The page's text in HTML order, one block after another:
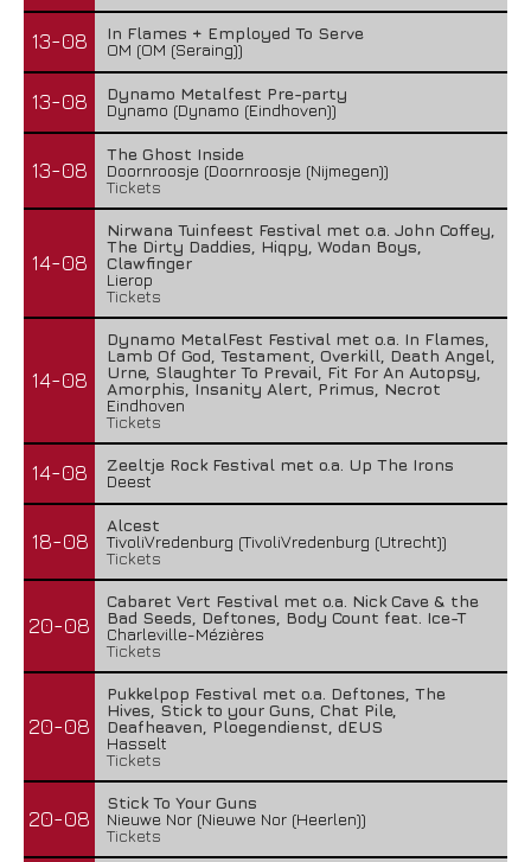
13-08
In Flames + Employed To Serve
OM (OM (Seraing))
13-08
Dynamo Metalfest Pre-party
Dynamo (Dynamo (Eindhoven))
13-08
The Ghost Inside
Doornroosje (Doornroosje (Nijmegen))
Tickets
14-08
Nirwana Tuinfeest Festival met o.a. John Coffey,
The Dirty Daddies, Hiqpy, Wodan Boys,
Clawfinger
Lierop
Tickets
14-08
Dynamo MetalFest Festival met o.a. In Flames,
Lamb Of God, Testament, Overkill, Death Angel,
Urne, Slaughter To Prevail, Fit For An Autopsy,
Amorphis, Insanity Alert, Primus, Necrot
Eindhoven
Tickets
14-08
Zeeltje Rock Festival met o.a. Up The Irons
Deest
18-08
Alcest
TivoliVredenburg (TivoliVredenburg (Utrecht))
Tickets
20-08
Cabaret Vert Festival met o.a. Nick Cave & the
Bad Seeds, Deftones, Body Count feat. Ice-T
Charleville-Mézières
Tickets
20-08
Pukkelpop Festival met o.a. Deftones, The
Hives, Stick to your Guns, Chat Pile,
Deafheaven, Ploegendienst, dEUS
Hasselt
Tickets
20-08
Stick To Your Guns
Nieuwe Nor (Nieuwe Nor (Heerlen))
Tickets